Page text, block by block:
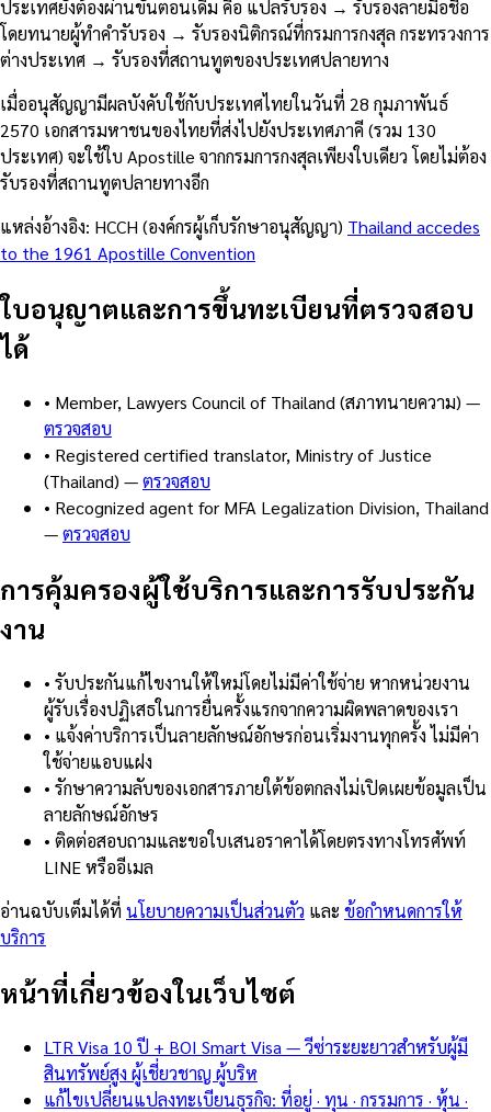
ประเทศยังต้องผ่านขั้นตอนเดิม คือ แปลรับรอง → รับรองลายมือชื่อ
โดยทนายผู้ทำคำรับรอง → รับรองนิติกรณ์ที่กรมการกงสุล กระทรวงการ
ต่างประเทศ → รับรองที่สถานทูตของประเทศปลายทาง
เมื่ออนุสัญญามีผลบังคับใช้กับประเทศไทยในวันที่ 28 กุมภาพันธ์
2570 เอกสารมหาชนของไทยที่ส่งไปยังประเทศภาคี (รวม 130
ประเทศ) จะใช้ใบ Apostille จากกรมการกงสุลเพียงใบเดียว โดยไม่ต้อง
รับรองที่สถานทูตปลายทางอีก
แหล่งอ้างอิง: HCCH (องค์กรผู้เก็บรักษาอนุสัญญา) Thailand accedes
to the 1961 Apostille Convention
ใบอนุญาตและการขึ้นทะเบียนที่ตรวจสอบ
ได้
• Member, Lawyers Council of Thailand (สภาทนายความ) —
ตรวจสอบ
• Registered certified translator, Ministry of Justice
(Thailand) —ตรวจสอบ
• Recognized agent for MFA Legalization Division, Thailand
—ตรวจสอบ
การคุ้มครองผู้ใช้บริการและการรับประกัน
งาน
• รับประกันแก้ไขงานให้ใหม่โดยไม่มีค่าใช้จ่าย หากหน่วยงาน
ผู้รับเรื่องปฏิเสธในการยื่นครั้งแรกจากความผิดพลาดของเรา
• แจ้งค่าบริการเป็นลายลักษณ์อักษรก่อนเริ่มงานทุกครั้ง ไม่มีค่า
ใช้จ่ายแอบแฝง
• รักษาความลับของเอกสารภายใต้ข้อตกลงไม่เปิดเผยข้อมูลเป็น
ลายลักษณ์อักษร
• ติดต่อสอบถามและขอใบเสนอราคาได้โดยตรงทางโทรศัพท์
LINE หรืออีเมล
อ่านฉบับเต็มได้ที่ นโยบายความเป็นส่วนตัว และ ข้อกำหนดการให้
บริการ
หน้าที่เกี่ยวข้องในเว็บไซต์
LTR Visa 10 ปี + BOI Smart Visa — วีซ่าระยะยาวสำหรับผู้มี
สินทรัพย์สูง ผู้เชี่ยวชาญ ผู้บริห
แก้ไขเปลี่ยนแปลงทะเบียนธุรกิจ: ที่อยู่ · ทุน · กรรมการ · หุ้น ·